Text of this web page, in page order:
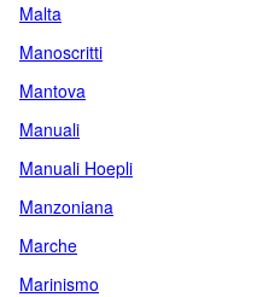
Malta
Manoscritti
Mantova
Manuali
Manuali Hoepli
Manzoniana
Marche
Marinismo